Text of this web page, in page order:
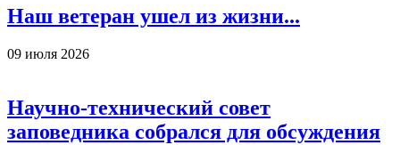
Наш ветеран ушел из жизни...
09 июля 2026
Научно-технический совет
заповедника собрался для обсуждения